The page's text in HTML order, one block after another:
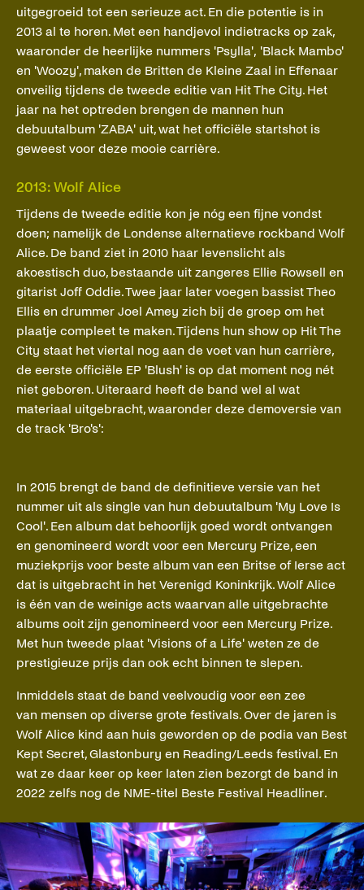
uitgegroeid tot een serieuze act. En die potentie is in
2013 al te horen. Met een handjevol indietracks op zak,
waaronder de heerlijke nummers 'Psylla', 'Black Mambo'
en 'Woozy', maken de Britten de Kleine Zaal in Effenaar
onveilig tijdens de tweede editie van Hit The City. Het
jaar na het optreden brengen de mannen hun
debuutalbum 'ZABA' uit, wat het officiële startshot is
geweest voor deze mooie carrière.
2013: Wolf Alice
Tijdens de tweede editie kon je nóg een fijne vondst
doen; namelijk de Londense alternatieve rockband Wolf
Alice. De band ziet in 2010 haar levenslicht als
akoestisch duo, bestaande uit zangeres Ellie Rowsell en
gitarist Joff Oddie. Twee jaar later voegen bassist Theo
Ellis en drummer Joel Amey zich bij de groep om het
plaatje compleet te maken. Tijdens hun show op Hit The
City staat het viertal nog aan de voet van hun carrière,
de eerste officiële EP 'Blush' is op dat moment nog nét
niet geboren. Uiteraard heeft de band wel al wat
materiaal uitgebracht, waaronder deze demoversie van
de track 'Bro's':
In 2015 brengt de band de definitieve versie van het
nummer uit als single van hun debuutalbum 'My Love Is
Cool'. Een album dat behoorlijk goed wordt ontvangen
en genomineerd wordt voor een Mercury Prize, een
muziekprijs voor beste album van een Britse of Ierse act
dat is uitgebracht in het Verenigd Koninkrijk. Wolf Alice
is één van de weinige acts waarvan alle uitgebrachte
albums ooit zijn genomineerd voor een Mercury Prize.
Met hun tweede plaat 'Visions of a Life' weten ze de
prestigieuze prijs dan ook echt binnen te slepen.
Inmiddels staat de band veelvoudig voor een zee
van mensen op diverse grote festivals. Over de jaren is
Wolf Alice kind aan huis geworden op de podia van Best
Kept Secret, Glastonbury en Reading/Leeds festival. En
wat ze daar keer op keer laten zien bezorgt de band in
2022 zelfs nog de NME-titel Beste Festival Headliner.